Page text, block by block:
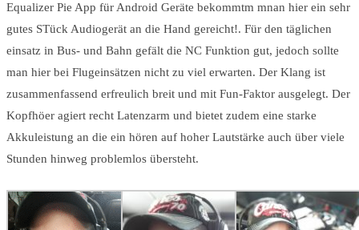
Equalizer Pie App für Android Geräte bekommtm mnan hier ein sehr
gutes STück Audiogerät an die Hand gereicht!. Für den täglichen
einsatz in Bus- und Bahn gefält die NC Funktion gut, jedoch sollte
man hier bei Flugeinsätzen nicht zu viel erwarten. Der Klang ist
zusammenfassend erfreulich breit und mit Fun-Faktor ausgelegt. Der
Kopfhöer agiert recht Latenzarm und bietet zudem eine starke
Akkuleistung an die ein hören auf hoher Lautstärke auch über viele
Stunden hinweg problemlos übersteht.